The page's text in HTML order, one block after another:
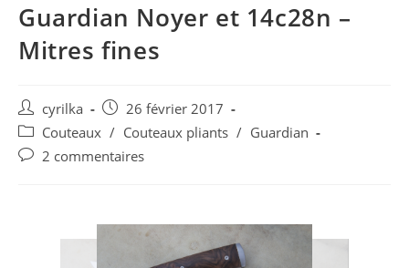
Guardian Noyer et 14c28n –
Mitres fines
Post
author:
cyrilka
Post
published:
26 février 2017
Post
category:
Couteaux / Couteaux pliants / Guardian
Post 2 commentaires